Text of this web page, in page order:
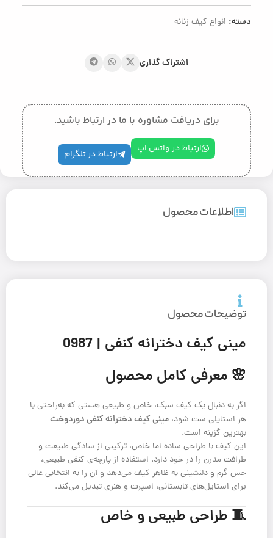
دسته: انواع کیف زنانه
اشتراک گذاری
برای دریافت مشاوره با ما در ارتباط باشید.
ارتباط در واتس اپ ارتباط در تلگرام
توضیحات محصول
مینی کیف دخترانه کنفی | 0987
🌸 معرفی کامل محصول
اگر به دنبال یک کیف سبک، خاص و طبیعی هستی که به‌راحتی با
هر استایلی ست شود، مینی کیف دخترانه کنفی دور‌دوخت
بهترین گزینه است.
این کیف با طراحی ساده اما خاص، ترکیبی از سادگی طبیعت و
ظرافت مدرن را در خود دارد. استفاده از پارچه‌ی کنفی طبیعی،
حس گرم و دلنشینی به ظاهر کیف می‌دهد و آن را به انتخابی عالی
برای استایل‌های تابستانی، اسپرت و هنری تبدیل می‌کند.
🧵 طراحی طبیعی و خاص
اطلاعات محصول